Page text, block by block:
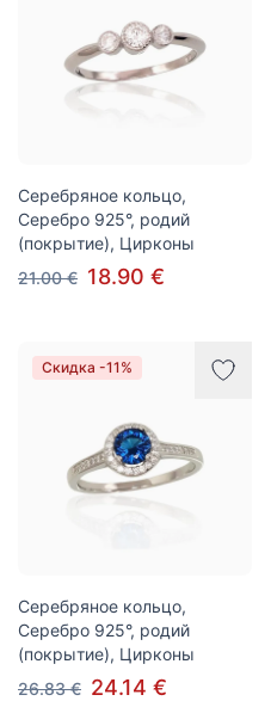
Серебряное кольцо,
Серебро 925°, родий
(покрытие), Цирконы
21.00 € 18.90 €
Скидка -11%
Серебряное кольцо,
Серебро 925°, родий
(покрытие), Цирконы
26.83 € 24.14 €